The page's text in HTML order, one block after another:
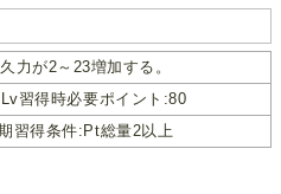
力が2～23増加する。
習得時必要ポイント:80
習得条件:Pt総量2以上